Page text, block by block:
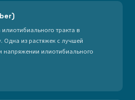
тракта в
из растяжек с лучшей
напряжении илиотибиального